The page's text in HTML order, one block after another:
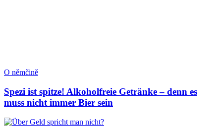
O němčině
Spezi ist spitze! Alkoholfreie Getränke – denn es
muss nicht immer Bier sein